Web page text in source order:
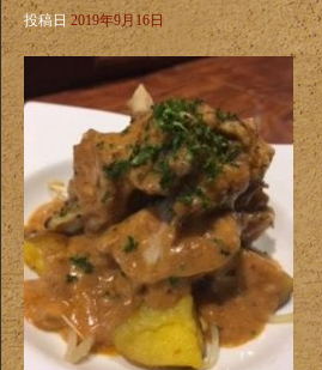
投稿日 2019年9月16日